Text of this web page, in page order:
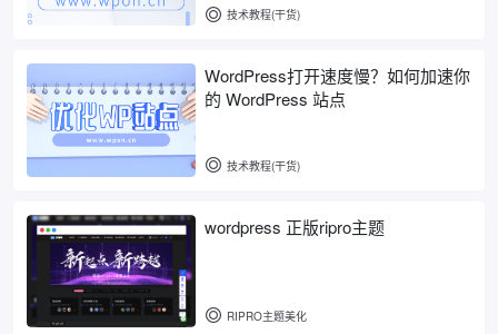
技术教程(干货)
WordPress打开速度慢？如何加速你
的 WordPress 站点
技术教程(干货)
wordpress 正版ripro主题
RIPRO主题美化